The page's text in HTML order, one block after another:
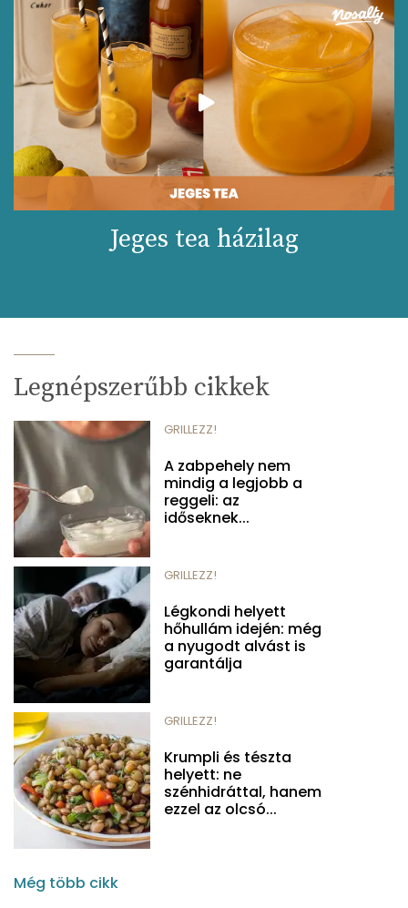
Jeges tea házilag
Legnépszerűbb cikkek
GRILLEZZ!
A zabpehely nem
mindig a legjobb a
reggeli: az
időseknek...
GRILLEZZ!
Légkondi helyett
hőhullám idején: még
a nyugodt alvást is
garantálja
GRILLEZZ!
Krumpli és tészta
helyett: ne
szénhidráttal, hanem
ezzel az olcsó...
Még több cikk